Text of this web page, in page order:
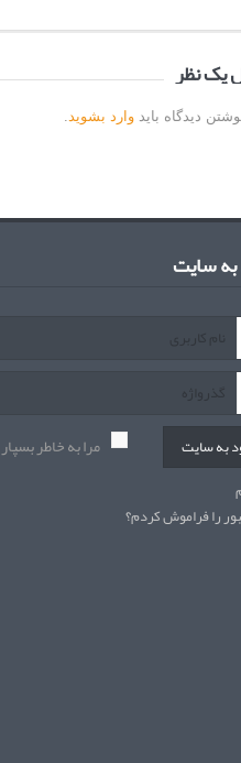
یک نظر
دیدگاه بایدوارد بشوید.
سایت
به سایت مرا به خاطر بسپار
را فراموش کردم؟